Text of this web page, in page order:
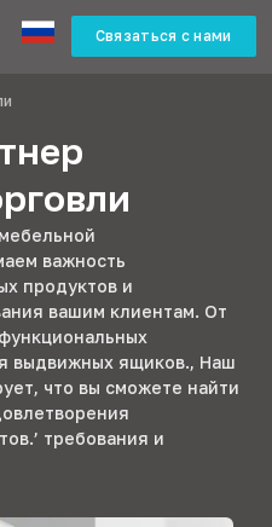
Связаться с нами
важность
продуктов и
вашим клиентам. От
выдвижных ящиков., Наш
что вы сможете найти
требования и